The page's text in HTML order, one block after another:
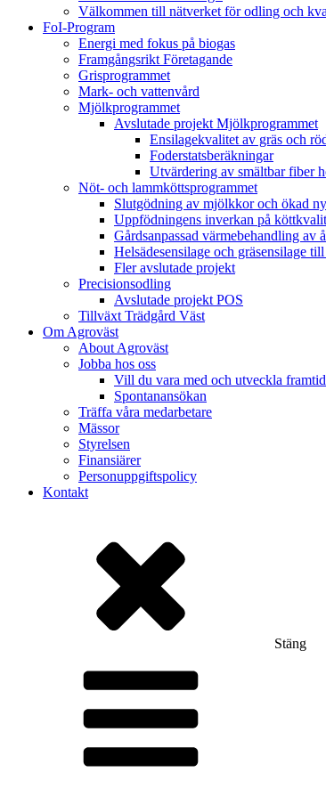
Välkommen till nätverket för odling och
FoI-Program
Energi med fokus på biogas
Framgångsrikt Företagande
Grisprogrammet
Mark- och vattenvård
Mjölkprogrammet
Avslutade projekt Mjölkprogrammet
Ensilagekvalitet av gräs och
Foderstatsberäkningar
Utvärdering av smältbar fiber
Nöt- och lammköttsprogrammet
Slutgödning av mjölkkor och ökad
Uppfödningens inverkan på
Gårdsanpassad värmebehandling av
Helsädesensilage och gräsensilage
Fler avslutade projekt
Precisionsodling
Avslutade projekt POS
Tillväxt Trädgård Väst
Om Agroväst
About Agroväst
Jobba hos oss
Vill du vara med och utveckla
Spontanansökan
Träffa våra medarbetare
Mässor
Styrelsen
Finansiärer
Personuppgiftspolicy
Kontakt
Stäng